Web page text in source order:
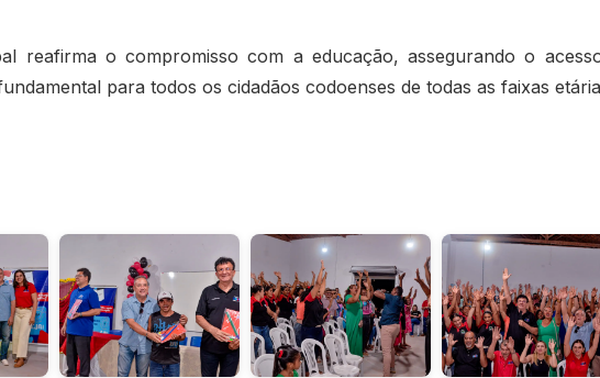
reafirma o compromisso com a educação, assegurando o
para todos os cidadãos codoenses de todas as faixas